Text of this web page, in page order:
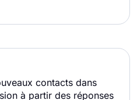
contacts dans
à partir des réponses